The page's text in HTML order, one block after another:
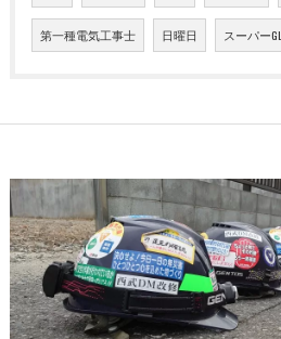
第一種電気工事士 日曜日 スーパーGL